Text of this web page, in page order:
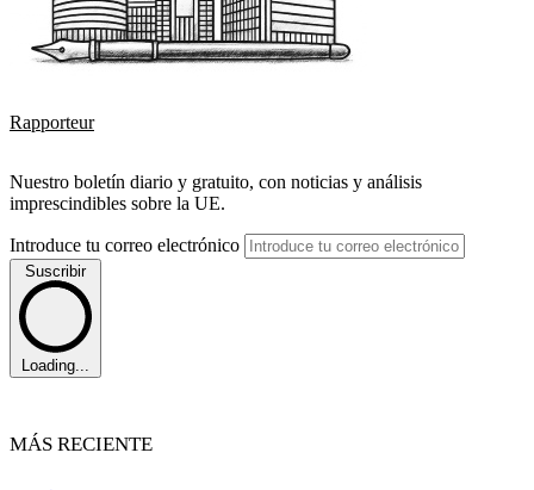
Rapporteur
Nuestro boletín diario y gratuito, con noticias y análisis
imprescindibles sobre la UE.
Introduce tu correo electrónico
Suscribir
Loading...
MÁS RECIENTE